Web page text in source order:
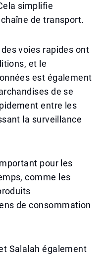
simplifie
de transport.
voies rapides ont
et le
est également
de se
entre les
la surveillance
pour les
comme les
de consommation
Salalah également